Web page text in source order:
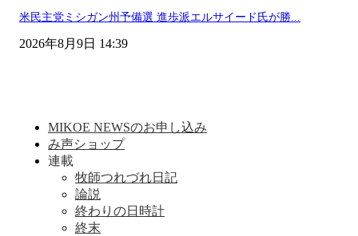
米民主党ミシガン州予備選 進歩派エルサイード氏が勝...
2026年8月9日 14:39
MIKOE NEWSのお申し込み
み声ショップ
連載
牧師つれづれ日記
論説
終わりの日時計
終末